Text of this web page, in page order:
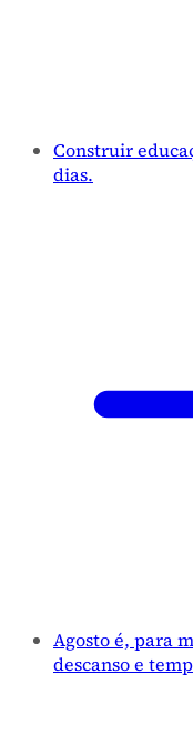
Construir
dias.
Agosto é, para
descanso e